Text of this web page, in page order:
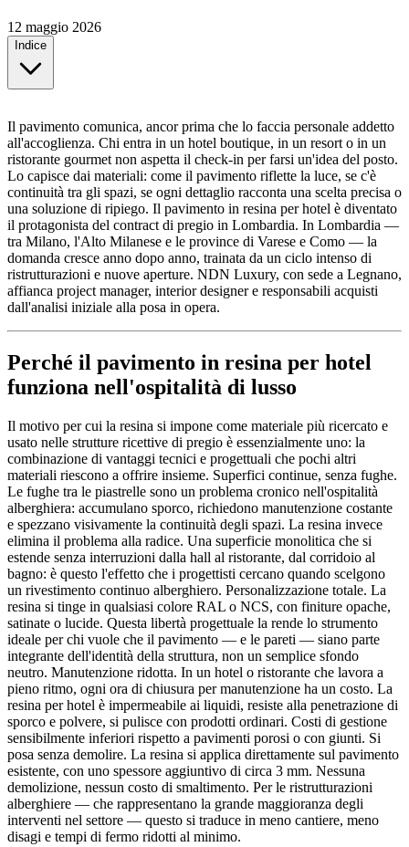
12 maggio 2026
Indice
Il pavimento comunica, ancor prima che lo faccia personale addetto
all'accoglienza. Chi entra in un hotel boutique, in un resort o in un
ristorante gourmet non aspetta il check-in per farsi un'idea del posto.
Lo capisce dai materiali: come il pavimento riflette la luce, se c'è
continuità tra gli spazi, se ogni dettaglio racconta una scelta precisa o
una soluzione di ripiego. Il pavimento in resina per hotel è diventato
il protagonista del contract di pregio in Lombardia. In Lombardia —
tra Milano, l'Alto Milanese e le province di Varese e Como — la
domanda cresce anno dopo anno, trainata da un ciclo intenso di
ristrutturazioni e nuove aperture. NDN Luxury, con sede a Legnano,
affianca project manager, interior designer e responsabili acquisti
dall'analisi iniziale alla posa in opera.
Perché il pavimento in resina per hotel
funziona nell'ospitalità di lusso
Il motivo per cui la resina si impone come materiale più ricercato e
usato nelle strutture ricettive di pregio è essenzialmente uno: la
combinazione di vantaggi tecnici e progettuali che pochi altri
materiali riescono a offrire insieme. Superfici continue, senza fughe.
Le fughe tra le piastrelle sono un problema cronico nell'ospitalità
alberghiera: accumulano sporco, richiedono manutenzione costante
e spezzano visivamente la continuità degli spazi. La resina invece
elimina il problema alla radice. Una superficie monolitica che si
estende senza interruzioni dalla hall al ristorante, dal corridoio al
bagno: è questo l'effetto che i progettisti cercano quando scelgono
un rivestimento continuo alberghiero. Personalizzazione totale. La
resina si tinge in qualsiasi colore RAL o NCS, con finiture opache,
satinate o lucide. Questa libertà progettuale la rende lo strumento
ideale per chi vuole che il pavimento — e le pareti — siano parte
integrante dell'identità della struttura, non un semplice sfondo
neutro. Manutenzione ridotta. In un hotel o ristorante che lavora a
pieno ritmo, ogni ora di chiusura per manutenzione ha un costo. La
resina per hotel è impermeabile ai liquidi, resiste alla penetrazione di
sporco e polvere, si pulisce con prodotti ordinari. Costi di gestione
sensibilmente inferiori rispetto a pavimenti porosi o con giunti. Si
posa senza demolire. La resina si applica direttamente sul pavimento
esistente, con uno spessore aggiuntivo di circa 3 mm. Nessuna
demolizione, nessun costo di smaltimento. Per le ristrutturazioni
alberghiere — che rappresentano la grande maggioranza degli
interventi nel settore — questo si traduce in meno cantiere, meno
disagi e tempi di fermo ridotti al minimo.